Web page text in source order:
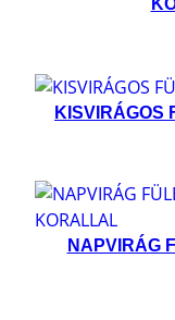
KISVIRÁGOS
NAPVIRÁG